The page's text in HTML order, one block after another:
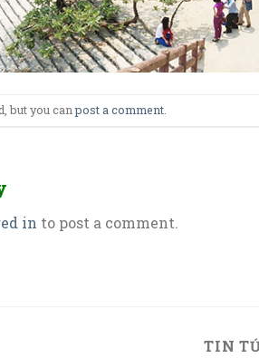
but you canpost a comment
in to post a comment.
TIN